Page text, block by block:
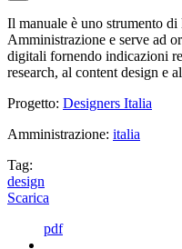
Il manuale è uno strumento
Amministrazione e serve ad
digitali fornendo indicazioni
research, al content design e
Progetto: Designers Italia
Amministrazione: italia
Tag:
design
Scarica
pdf